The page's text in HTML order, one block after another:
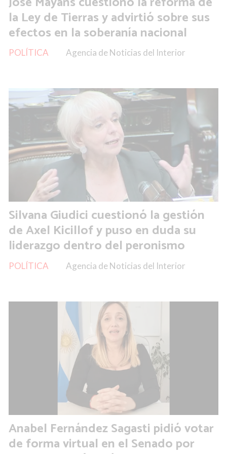
la Ley de Tierras y advirtió sobre sus
efectos en la soberanía nacional
Agencia de Noticias del Interior
POLÍTICA
Silvana Giudici cuestionó la gestión
de Axel Kicillof y puso en duda su
liderazgo dentro del peronismo
Agencia de Noticias del Interior
POLÍTICA
Anabel Fernández Sagasti pidió votar
de forma virtual en el Senado por